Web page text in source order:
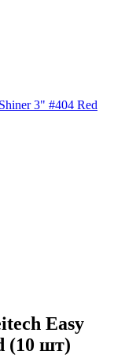
3" #404 Red
Easy
(10 шт)